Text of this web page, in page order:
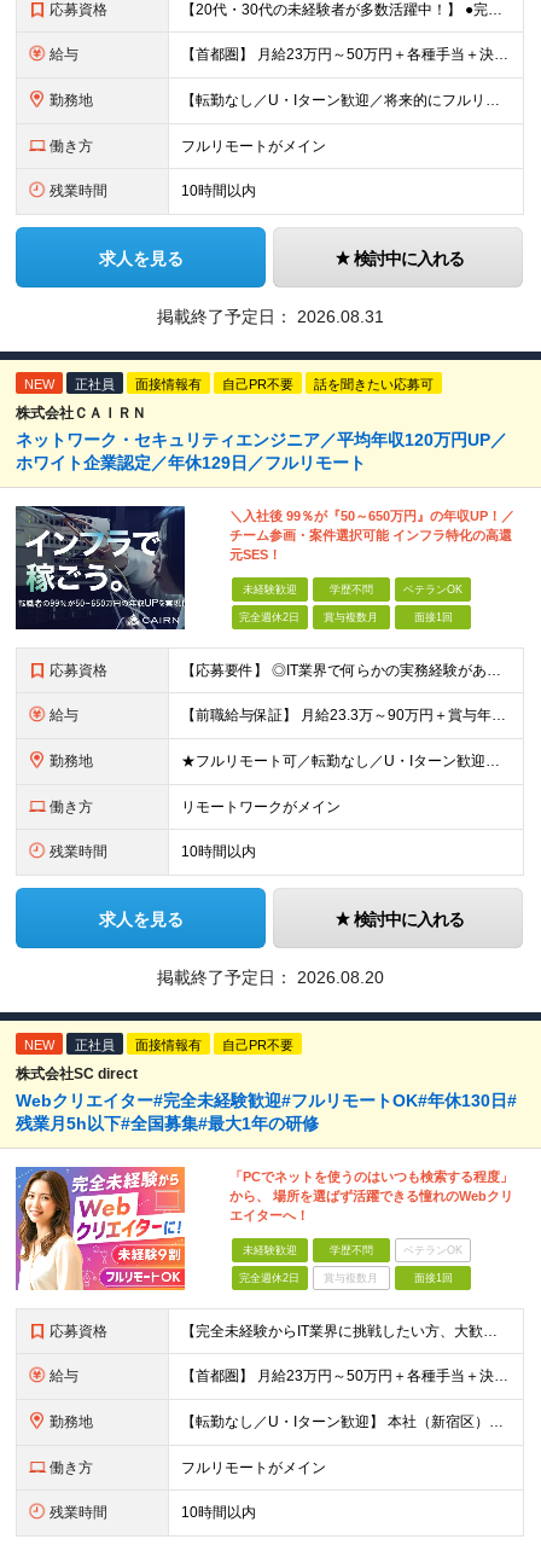
応募資格 【20代・30代の未経験者が多数活躍中！】 ●完全未経験、第二新卒、既卒、フリーターの方大歓迎！ ●学歴・職歴・転職回数・ブランク一切不問 ※34歳までの方（若年層の長期キャリア形成を図るため） ★
給与 【首都圏】 月給23万円～50万円＋各種手当＋決算賞与 【大阪】 月給22万円～50万円＋各種手当＋決算賞与 【愛知】 月給21.5万円～50万円＋各種手当＋決算賞与 【福岡・宮城】 月給20万
勤務地 【転勤なし／U・Iターン歓迎／将来的にフルリモートOK】 本社（新宿区）、大阪支店、名古屋支店または東京都・神奈川県・千葉県・埼玉県・愛知県・大阪府・福岡県をはじめ、全国のプロジェクト先 ※ご希望を
働き方 フルリモートがメイン
残業時間 10時間以内
求人を見る 検討中に入れる
掲載終了予定日： 2026.08.31
NEW 正社員 面接情報有 自己PR不要 話を聞きたい応募可
株式会社ＣＡＩＲＮ
ネットワーク・セキュリティエンジニア／平均年収120万円UP／
ホワイト企業認定／年休129日／フルリモート
＼入社後 99％が『50～650万円』の年収UP！／
チーム参画・案件選択可能 インフラ特化の高還
元SES！
未経験歓迎 学歴不問 ベテランOK
完全週休2日 賞与複数月 面接1回
応募資格 【応募要件】 ◎IT業界で何らかの実務経験がある方 └2～3ヶ月の実務経験のある方は歓迎します！ 例）PCキッティングやモバイル通信基地局の業務経験者など インフラエンジニアとしてご経験のある方は、
給与 【前職給与保証】 月給23.3万～90万円＋賞与年2回＋インセンティブ ★年収1000万円以上の実績あり！ ※上記月給には月20～30時間分（2万9,300円～21万7,900円）の固定残業代を含み
勤務地 ★フルリモート可／転勤なし／U・Iターン歓迎★ ◎勤務地は相談の上、ご自宅近くに調整します！ 【勤務地】 本社、または東京／埼玉／千葉／神奈川／愛知／仙台のクライアント先 ◎完全在宅（フルリモート）
働き方 リモートワークがメイン
残業時間 10時間以内
求人を見る 検討中に入れる
掲載終了予定日： 2026.08.20
NEW 正社員 面接情報有 自己PR不要
株式会社SC direct
Webクリエイター#完全未経験歓迎#フルリモートOK#年休130日#
残業月5h以下#全国募集#最大1年の研修
「PCでネットを使うのはいつも検索する程度」
から、 場所を選ばず活躍できる憧れのWebクリ
エイターへ！
未経験歓迎 学歴不問 ベテランOK
完全週休2日 賞与複数月 面接1回
応募資格 【完全未経験からIT業界に挑戦したい方、大歓迎！】 ●応募年齢制限：34歳まで（若年層の長期キャリア形成を図るため） ★学歴不問・転職回数不問 ★第二新卒・社会人デビューOK 【こんな方を求めていま
給与 【首都圏】 月給23万円～50万円＋各種手当＋決算賞与 【大阪】 月給22万円～50万円＋各種手当＋決算賞与 【愛知】 月給21.5万円～50万円＋各種手当＋決算賞与 【福岡・宮城】 月給20万
勤務地 【転勤なし／U・Iターン歓迎】 本社（新宿区）、大阪支店、名古屋支店または東京都・神奈川県・千葉県・埼玉県・愛知県・大阪府・福岡県をはじめ、全国のプロジェクト先 ※ご希望を最大限考慮して配属先を決定
働き方 フルリモートがメイン
残業時間 10時間以内